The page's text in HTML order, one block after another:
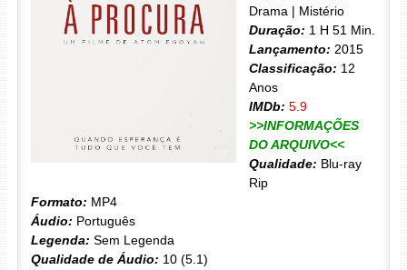
Drama | Mistério
Duração: 1 H 51 Min.
Lançamento: 2015
Classificação: 12
Anos
IMDb: 5.9
>>INFORMAÇÕES
DO ARQUIVO<<
Qualidade: Blu-ray
Rip
Formato: MP4
Áudio: Português
Legenda: Sem Legenda
Qualidade de Áudio: 10 (5.1)